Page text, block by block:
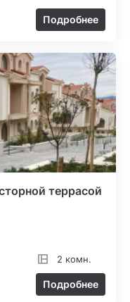
Подробнее
террасой
2 комн.
Подробнее